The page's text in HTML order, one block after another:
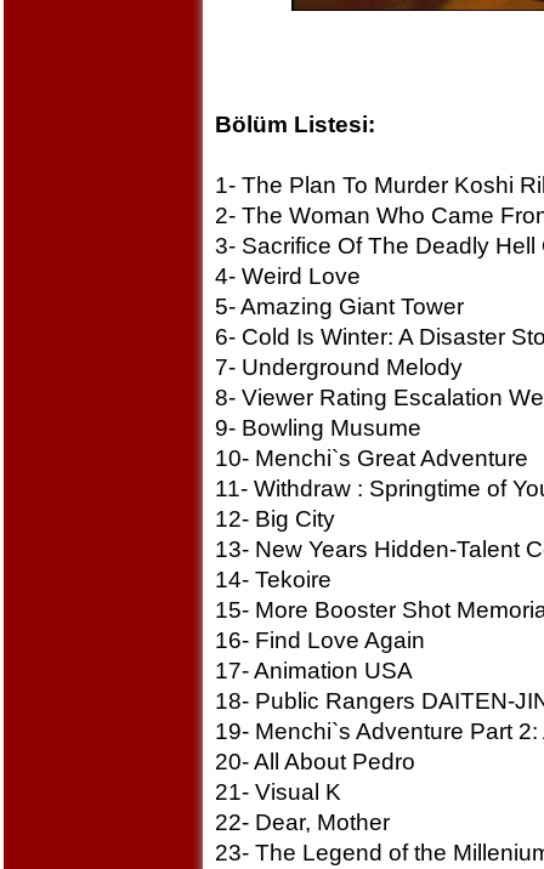
Bölüm Listesi:
1- The Plan To Murder Koshi
2- The Woman Who Came
3- Sacrifice Of The Deadly Hell
4- Weird Love
5- Amazing Giant Tower
6- Cold Is Winter: A Disaster
7- Underground Melody
8- Viewer Rating Escalation
9- Bowling Musume
10- Menchi`s Great Adventure
11- Withdraw : Springtime of
12- Big City
13- New Years Hidden-Talent
14- Tekoire
15- More Booster Shot
16- Find Love Again
17- Animation USA
18- Public Rangers DAITEN-
19- Menchi`s Adventure Part
20- All About Pedro
21- Visual K
22- Dear, Mother
23- The Legend of the